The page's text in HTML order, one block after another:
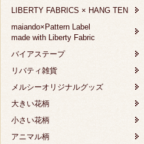
LIBERTY FABRICS × HANG TEN
maiando×Pattern Label
made with Liberty Fabric
バイアステープ
リバティ雑貨
メルシーオリジナルグッズ
大きい花柄
小さい花柄
アニマル柄